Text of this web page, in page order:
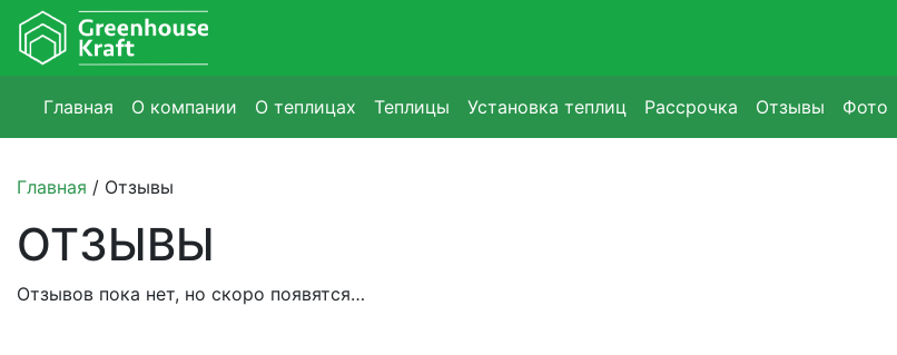
Главная О компании О теплицах Теплицы Установка теплиц Рассрочка Отзывы Фото
Главная / Отзывы
ОТЗЫВЫ
Отзывов пока нет, но скоро появятся…